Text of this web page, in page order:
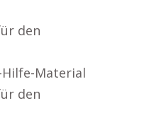
den
Hilfe-Material
den